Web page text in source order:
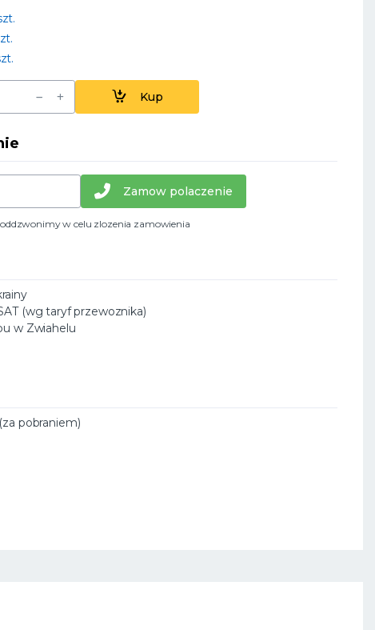
Kup
Zamow polaczenie
w celu zlozenia zamowienia
(wg taryf przewoznika)
w Zwiahelu
pobraniem)